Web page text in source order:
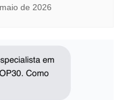
de 2026